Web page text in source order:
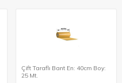
Çift Taraflı Bant En: 40cm Boy:
25 Mt.